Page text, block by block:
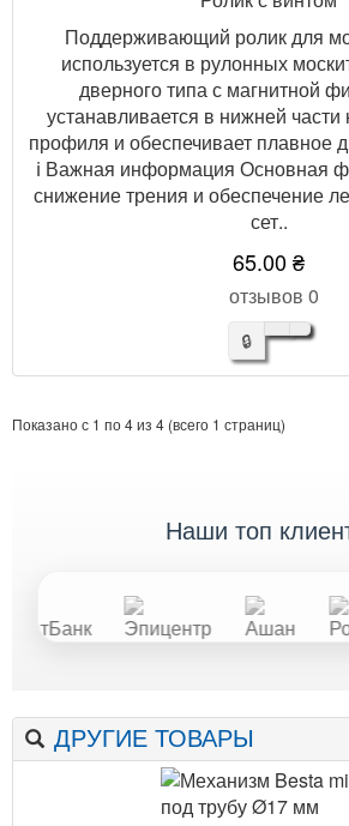
Поддерживающий ролик для
используется в рулонных
дверного типа с магнитной
устанавливается в нижней
профиля и обеспечивает плавное
ℹ️ Важная информация Основная
снижение трения и обеспечение
сет..
65.00 ₴
отзывов 0
🔒
Показано с 1 по 4 из 4 (всего 1 страниц)
наши топ
ДРУГИЕ ТОВАРЫ